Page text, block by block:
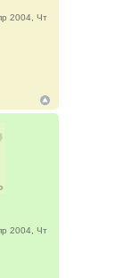
2004, Чт
2004, Чт